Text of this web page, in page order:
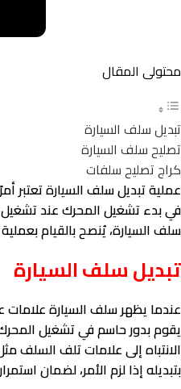
محتولى المقال
تبديل سلف السيارة
تصليح سلف السيارة
كراج تصليح سلفات
عملية تبديل سلف السيارة
في بدء تشغيل المحرك عند تشغيل
سلف السيارة، يُنصح بالقيام
تبديل سلف السيارة
عندما يظهر سلف السيارة
يقوم بدور حاسم في تشغيل
الانتباه إلى علامات تلف السلف
بتبديله إذا لزم الأمر، لضمان